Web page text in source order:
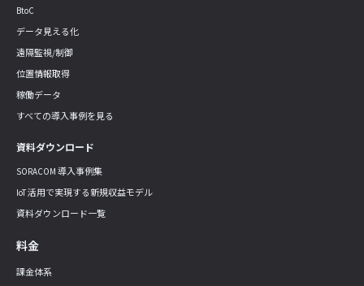
BtoC
データ見える化
遠隔監視/制御
位置情報取得
稼働データ
すべての導入事例を見る
資料ダウンロード
SORACOM 導入事例集
IoT 活用で実現する新規収益モデル
資料ダウンロード一覧
料金
課金体系